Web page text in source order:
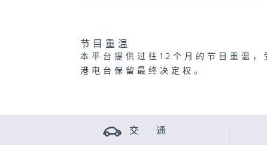
节目重温
本平台提供过往12个月的节目重温，
港电台保留最终决定权。
交 通